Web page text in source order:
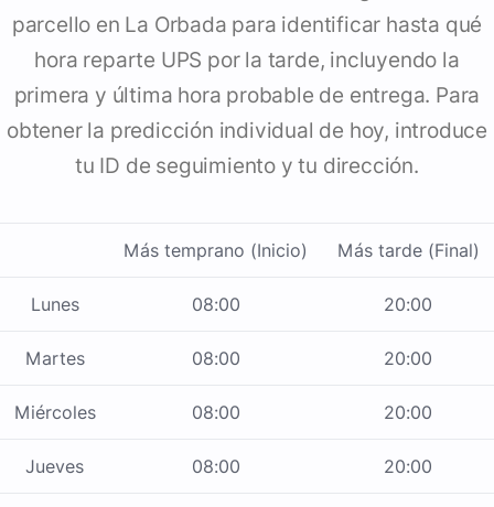
parcello en La Orbada para identificar hasta qué
hora reparte UPS por la tarde, incluyendo la
primera y última hora probable de entrega. Para
obtener la predicción individual de hoy, introduce
tu ID de seguimiento y tu dirección.
Más temprano (Inicio) Más tarde (Final)
Lunes 08:00 20:00
Martes 08:00 20:00
Miércoles 08:00 20:00
Jueves 08:00 20:00